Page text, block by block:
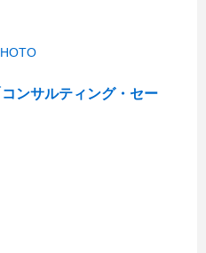
ンサルティング・セー